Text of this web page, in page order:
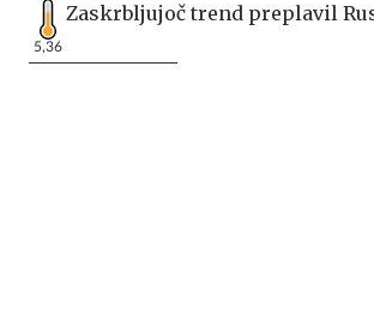
5,36
Zaskrbljujoč trend preplavil